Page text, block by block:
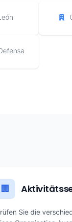
🏢
Sie die